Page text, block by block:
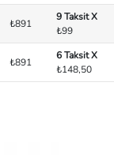
₺891
9 Taksit X
₺99
₺891
6 Taksit X
₺148,50